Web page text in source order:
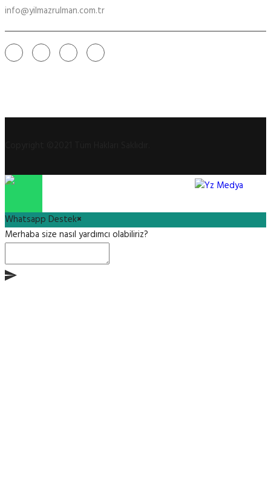
info@yilmazrulman.com.tr
Whatsapp Destek×
Merhaba size nasıl yardımcı olabiliriz?